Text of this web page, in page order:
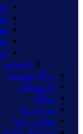
فروش
برگه نخست
فروشگاه
وبلاگ
درباره ما
تماس با ما
شرایط و